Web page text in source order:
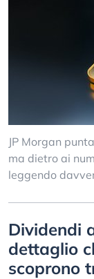
JP Morgan
ma dietro ai
leggendo
Dividendi
dettaglio
scoprono